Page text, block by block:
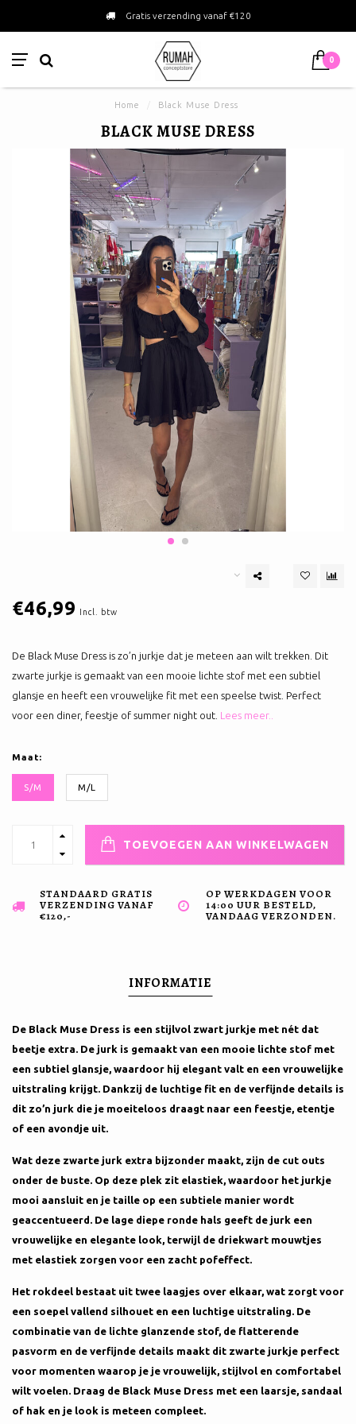
Gratis verzending vanaf €120
0
Home Black Muse Dress
BLACK MUSE DRESS
€46,99 Incl. btw
De Black Muse Dress is zo’n jurkje dat je meteen aan wilt trekken. Dit
zwarte jurkje is gemaakt van een mooie lichte stof met een subtiel
glansje en heeft een vrouwelijke fit met een speelse twist. Perfect
voor een diner, feestje of summer night out. Lees meer..
Maat:
S/M M/L
TOEVOEGEN AAN WINKELWAGEN
STANDAARD GRATIS
VERZENDING VANAF
€120,-
OP WERKDAGEN VOOR
14:00 UUR BESTELD,
VANDAAG VERZONDEN.
INFORMATIE
De Black Muse Dress is een stijlvol zwart jurkje met nét dat
beetje extra. De jurk is gemaakt van een mooie lichte stof met
een subtiel glansje, waardoor hij elegant valt en een vrouwelijke
uitstraling krijgt. Dankzij de luchtige fit en de verfijnde details is
dit zo’n jurk die je moeiteloos draagt naar een feestje, etentje
of een avondje uit.
Wat deze zwarte jurk extra bijzonder maakt, zijn de cut outs
onder de buste. Op deze plek zit elastiek, waardoor het jurkje
mooi aansluit en je taille op een subtiele manier wordt
geaccentueerd. De lage diepe ronde hals geeft de jurk een
vrouwelijke en elegante look, terwijl de driekwart mouwtjes
met elastiek zorgen voor een zacht pofeffect.
Het rokdeel bestaat uit twee laagjes over elkaar, wat zorgt voor
een soepel vallend silhouet en een luchtige uitstraling. De
combinatie van de lichte glanzende stof, de flatterende
pasvorm en de verfijnde details maakt dit zwarte jurkje perfect
voor momenten waarop je je vrouwelijk, stijlvol en comfortabel
wilt voelen. Draag de Black Muse Dress met een laarsje, sandaal
of hak en je look is meteen compleet.